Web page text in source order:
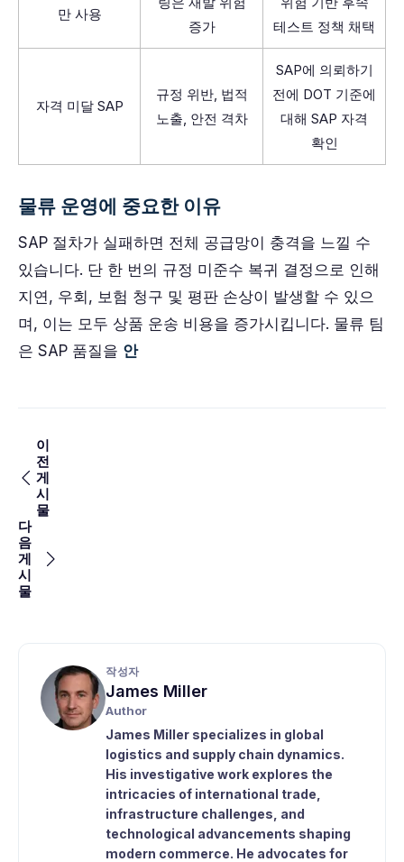
만 사용
증가
테스트 정책 채택
자격 미달 SAP
규정 위반, 법적
노출, 안전 격차
SAP에 의뢰하기
전에 DOT 기준에
대해 SAP 자격
확인
물류 운영에 중요한 이유
SAP 절차가 실패하면 전체 공급망이 충격을 느낄 수
있습니다. 단 한 번의 규정 미준수 복귀 결정으로 인해
지연, 우회, 보험 청구 및 평판 손상이 발생할 수 있으
며, 이는 모두 상품 운송 비용을 증가시킵니다. 물류 팀
은 SAP 품질을 안
이
전
게
시
물
다
음
게
시
물
작성자
James Miller
Author
James Miller specializes in global
logistics and supply chain dynamics.
His investigative work explores the
intricacies of international trade,
infrastructure challenges, and
technological advancements shaping
modern commerce. He advocates for